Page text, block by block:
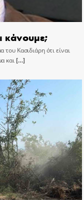
κάνουμε;
Κασιδιάρη ότι είναι
και[…]